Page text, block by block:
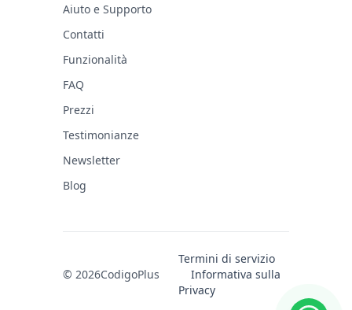
Aiuto e Supporto
Contatti
Funzionalità
FAQ
Prezzi
Testimonianze
Newsletter
Blog
© 2026CodigoPlus
Termini di servizio
Informativa sulla
Privacy